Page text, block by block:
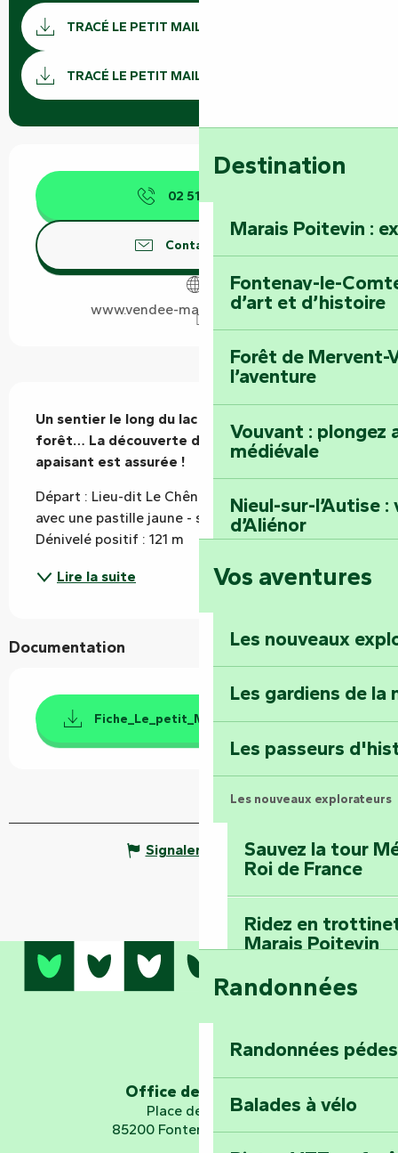
Destination
Marais Poitevin :
Fontenay-le-
d’art et d’histoire
Forêt de Mervent-
l’aventure
Vouvant : plongez
médiévale
Nieul-sur-l’Autise
d’Aliénor
Foussais-Payré :
Faymoreau :
épopée minière
Terre d’étoiles :
Vos aventures
Les nouveaux
Les gardiens de la
Les passeurs
Les nouveaux explorateurs
Sauvez la tour
Roi de France
Ridez en
Marais Poitevin
Embarquez pour
Explorez
d’orientation «
Randonnées
Randonnées
Balades à vélo
Documentation
TRACÉ LE PETIT MAILLEZAIS GPX
TRACÉ LE PETIT MAILLEZAIS KML
Ouverture et coordonnées
02 51 69 44
Contactez-nous
www.vendee-maraispoitevin.com
Un sentier le long du lac et au cœur de la
forêt… La découverte d’un lieu dépaysant et
apaisant est assurée !
Départ : Lieu-dit Le Chêne Tord Balisage : jaune
avec une pastille jaune - sens anti-horaire
Dénivelé positif : 121 m
Lire la suite
Documentation
Fiche_Le_petit_Maillezais_Mervent_Vendée
Signaler une erreur
Office de tourisme
Place de Verdun
85200 Fontenay-le-Comte